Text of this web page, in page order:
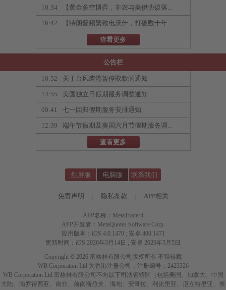
10:34 【黄金多空博弈，非农与美伊协议落...
16:42 【特朗普频繁致电沃什，打破数十年...
查看更多
公告栏
10:52 关于台风袭港暂停取款的通知
14:55 美国独立日假期服务调整通知
09:41 七一回归假期服务安排通知
12:39 端午节假期及美国六月节假期服务调...
查看更多
触屏版 电脑版 联系我们
免责声明 隐私条款 APP相关
APP名称：MetaTrader4
APP开发者：MetaQuotes Software Corp.
应用版本：iOS 4.0.1470 ; 安卓 400.1471
更新时间：iOS 2026年3月14日 ; 安卓 2026年5月5日
Copyright © 2026 富格林有限公司版权所有 不得转载
WB Corporation Ltd 为香港注册公司，注册编号：2423326
WB Corporation Ltd 富格林有限公司不向以下司法管辖区（包括美国、加拿大、中国
大陆、南罗得西亚、南非、前南斯拉夫、海地、安哥拉、利比里亚、厄立特里亚、埃